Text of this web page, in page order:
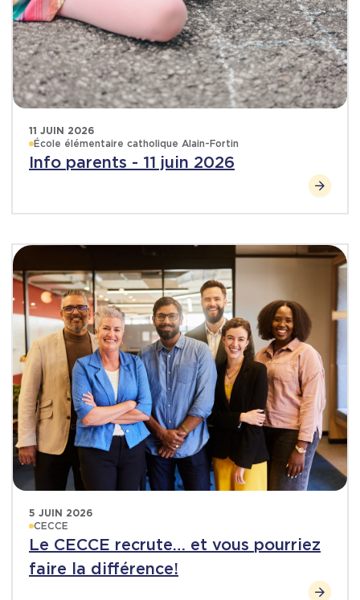
11 JUIN 2026
École élémentaire catholique Alain-Fortin
Info parents - 11 juin 2026
5 JUIN 2026
CECCE
Le CECCE recrute… et vous pourriez
faire la différence!